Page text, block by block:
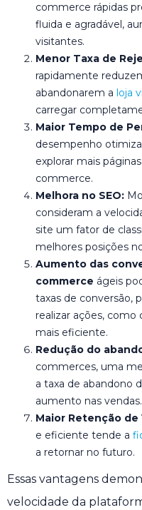
commerce rápidas
fluida e agradável,
visitantes.
Menor Taxa de
rapidamente
abandonarem a loja
carregar
Maior Tempo de
desempenho
explorar mais
commerce.
Melhora no SEO:
consideram a
site um fator de
melhores posições
Aumento das
commerce ágeis
taxas de conversão,
realizar ações, como
mais eficiente.
Redução do
commerces, uma
a taxa de abandono
aumento nas vendas.
Maior Retenção
e eficiente tende a
a retornar no futuro.
Essas vantagens
velocidade da